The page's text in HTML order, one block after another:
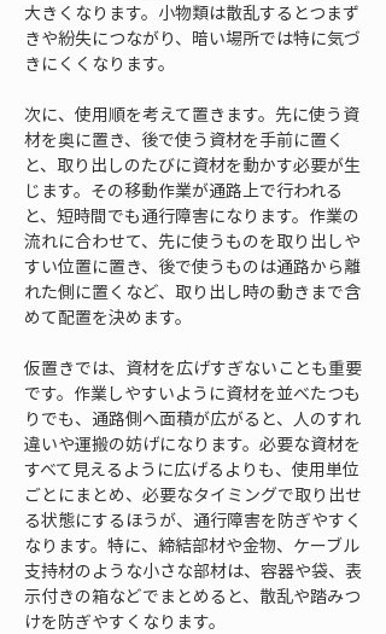
大きくなります。小物類は散乱するとつまず
きや紛失につながり、暗い場所では特に気づ
きにくくなります。
次に、使用順を考えて置きます。先に使う資
材を奥に置き、後で使う資材を手前に置く
と、取り出しのたびに資材を動かす必要が生
じます。その移動作業が通路上で行われる
と、短時間でも通行障害になります。作業の
流れに合わせて、先に使うものを取り出しや
すい位置に置き、後で使うものは通路から離
れた側に置くなど、取り出し時の動きまで含
めて配置を決めます。
仮置きでは、資材を広げすぎないことも重要
です。作業しやすいように資材を並べたつも
りでも、通路側へ面積が広がると、人のすれ
違いや運搬の妨げになります。必要な資材を
すべて見えるように広げるよりも、使用単位
ごとにまとめ、必要なタイミングで取り出せ
る状態にするほうが、通行障害を防ぎやすく
なります。特に、締結部材や金物、ケーブル
支持材のような小さな部材は、容器や袋、表
示付きの箱などでまとめると、散乱や踏みつ
けを防ぎやすくなります。